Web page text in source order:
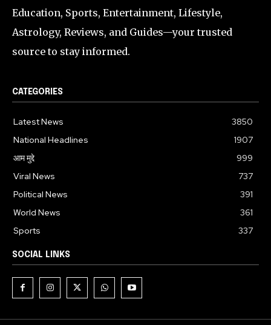
Education, Sports, Entertainment, Lifestyle,
Astrology, Reviews, and Guides—your trusted
source to stay informed.
CATEGORIES
Latest News
3850
National Headlines
1907
आम मुद्दे
999
Viral News
737
Political News
391
World News
361
Sports
337
SOCIAL LINKS